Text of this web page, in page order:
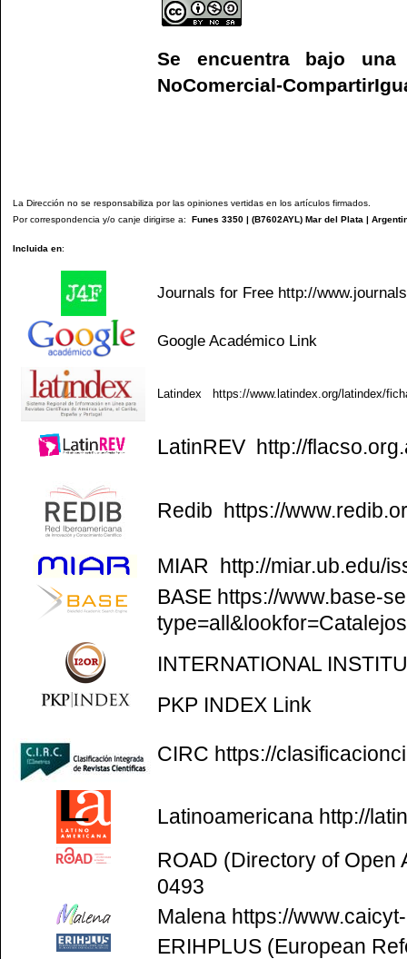
Se encuentra bajo
NoComercial-
La Dirección no se responsabiliza por las opiniones vertidas en los artículos firmados.
Por correspondencia y/o canje dirigirse a: Funes 3350 | (B7602AYL) Mar del Plata |
Incluida en:
Journals for Free http://
Google Académico Link
Latindex https://www.latindex.org/latindex/
LatinREV http://
Redib https://
MIAR http://miar.ub.edu/
BASE https://www.base-
INTERNATIONAL
PKP INDEX Link
CIRC https://
Latinoamericana http://
ROAD (Directory of Open
0493
Malena https://
ERIHPLUS (European